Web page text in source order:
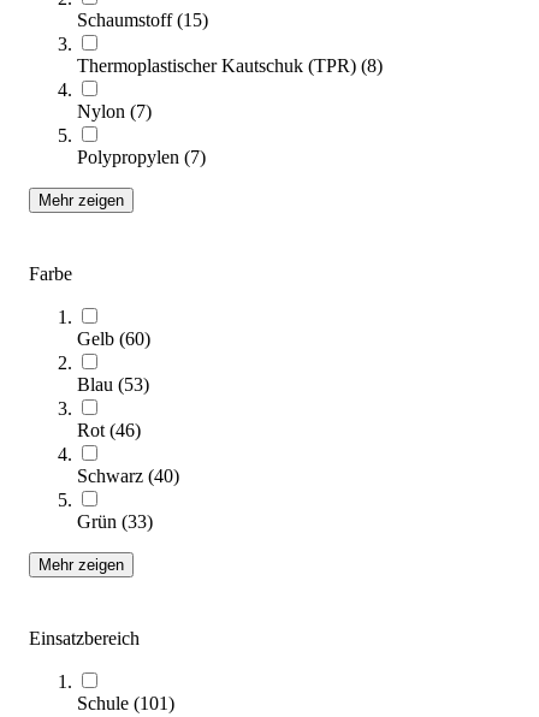
Schaumstoff(15)
Thermoplastischer Kautschuk (TPR) (8)
Nylon (7)
Polypropylen (7)
Mehr zeigen
Farbe
Gelb (60)
Blau (53)
Rot (46)
Schwarz (40)
Grün (33)
Mehr zeigen
Einsatzbereich
Schule (101)
tanga sports® Stange für Übungshilfe, 80 cm
3,87 €
Zum Produkt
Sofort lieferbar
tanga sports® Rollbretter, 4er-Set
99,95 €